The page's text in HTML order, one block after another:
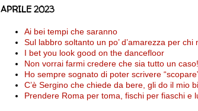
APRILE 2023
Ai bei tempi che saranno
Sul labbro soltanto un po’ d’amarezza per
I bet you look good on the dancefloor
Non vorrai farmi credere che sia tutto un caso!
Ho sempre sognato di poter scrivere
C’è Sergino che chiede da bere, gli do il mio
Prendere Roma per toma, fischi per fiaschi e